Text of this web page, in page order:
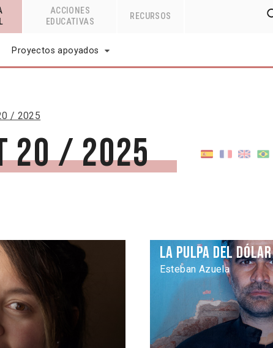
ACCIONES
EDUCATIVAS
RECURSOS
Proyectos apoyados
/ 2025
20 / 2025
La pulpa del dólar
Esteban Azuela